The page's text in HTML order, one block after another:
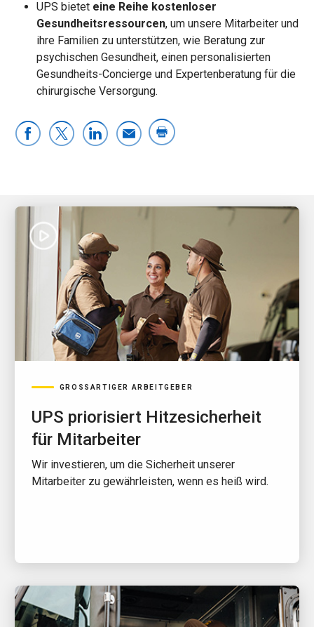
UPS bietet eine Reihe kostenloser
Gesundheitsressourcen, um unsere Mitarbeiter und
ihre Familien zu unterstützen, wie Beratung zur
psychischen Gesundheit, einen personalisierten
Gesundheits-Concierge und Expertenberatung für die
chirurgische Versorgung.
GROSSARTIGER ARBEITGEBER
UPS priorisiert Hitzesicherheit
für Mitarbeiter
Wir investieren, um die Sicherheit unserer
Mitarbeiter zu gewährleisten, wenn es heiß wird.